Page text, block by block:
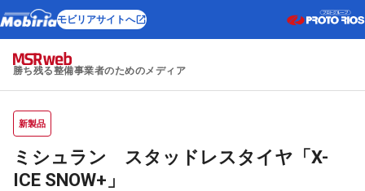
モビリアサイトへ
勝ち残る整備事業者のためのメディア
新製品
ミシュラン スタッドレスタイヤ「X-
ICE SNOW+」